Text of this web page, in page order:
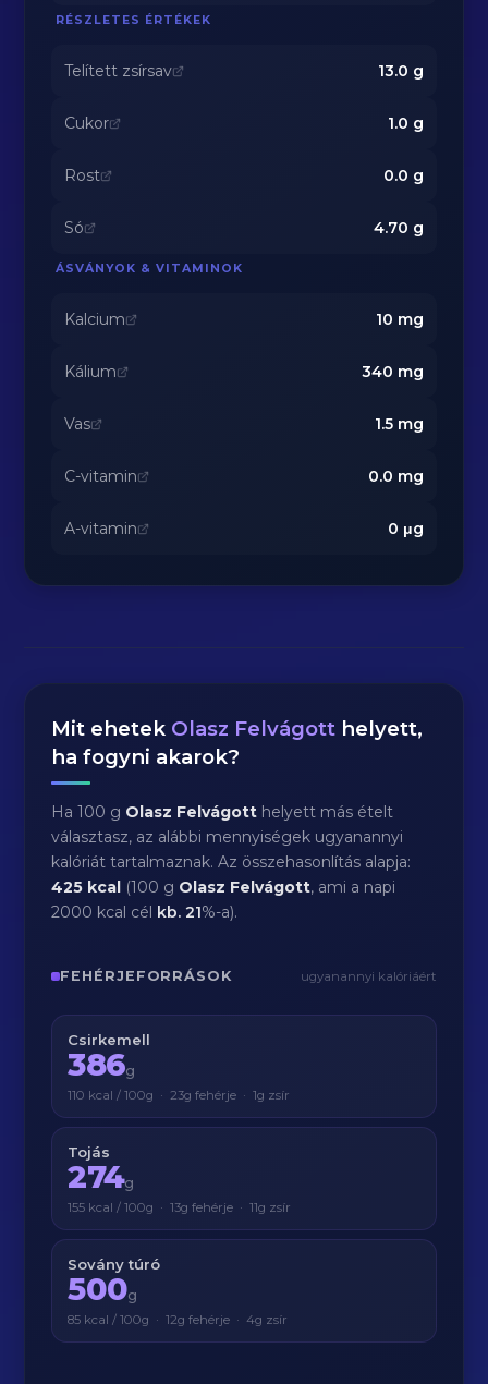
RÉSZLETES ÉRTÉKEK
Telített zsírsav 13.0 g
Cukor 1.0 g
Rost 0.0 g
Só 4.70 g
ÁSVÁNYOK & VITAMINOK
Kalcium 10 mg
Kálium 340 mg
Vas 1.5mg
C-vitamin 0.0 mg
A-vitamin 0 μg
Mit ehetek Olasz Felvágott helyett,
ha fogyni akarok?
Ha 100 g Olasz Felvágott helyett más ételt
választasz, az alábbi mennyiségek ugyanannyi
kalóriát tartalmaznak. Az összehasonlítás alapja:
425 kcal (100 g Olasz Felvágott, ami a napi
2000 kcal cél kb.21%-a).
FEHÉRJEFORRÁSOK ugyanannyi kalóriáért
Csirkemell
386g
110 kcal / 100g · 23g fehérje · 1g zsír
Tojás
274g
155 kcal / 100g · 13g fehérje · 11g zsír
Sovány túró
500g
85 kcal / 100g · 12g fehérje · 4g zsír